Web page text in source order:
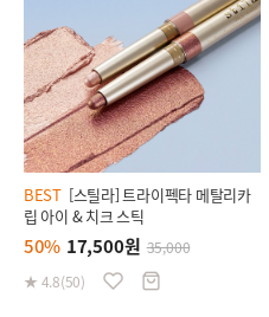
BEST [스틸라] 트라이펙타 메탈리카
립 아이 & 치크 스틱
50% 17,500원 35,000
★ 4.8(50)